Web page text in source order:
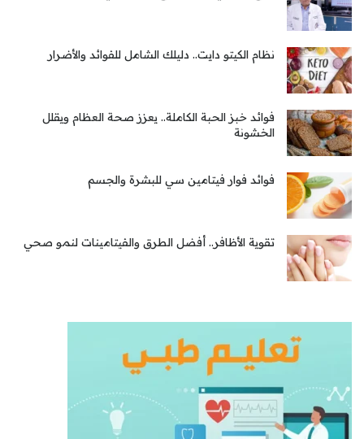
نظام الكيتو دايت.. دليلك الشامل للفوائد والأضرار
فوائد خبز الحبة الكاملة.. يعزز صحة العظام ويقلل
الخشونة
فوائد فوار فيتامين سي للبشرة والجسم
تقوية الأظافر.. أفضل الطرق والفيتامينات لنمو صحي